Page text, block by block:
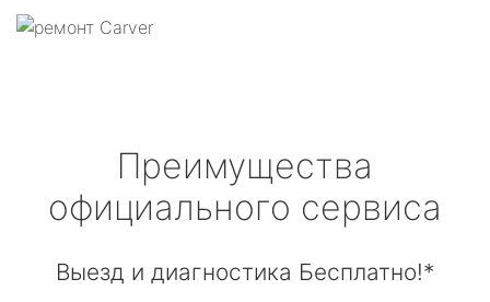
Преимущества
официального сервиса
Выезд и диагностика Бесплатно!*